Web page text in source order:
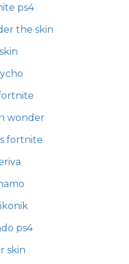
ps4
the skin
wonder
fortnite
ps4
skin